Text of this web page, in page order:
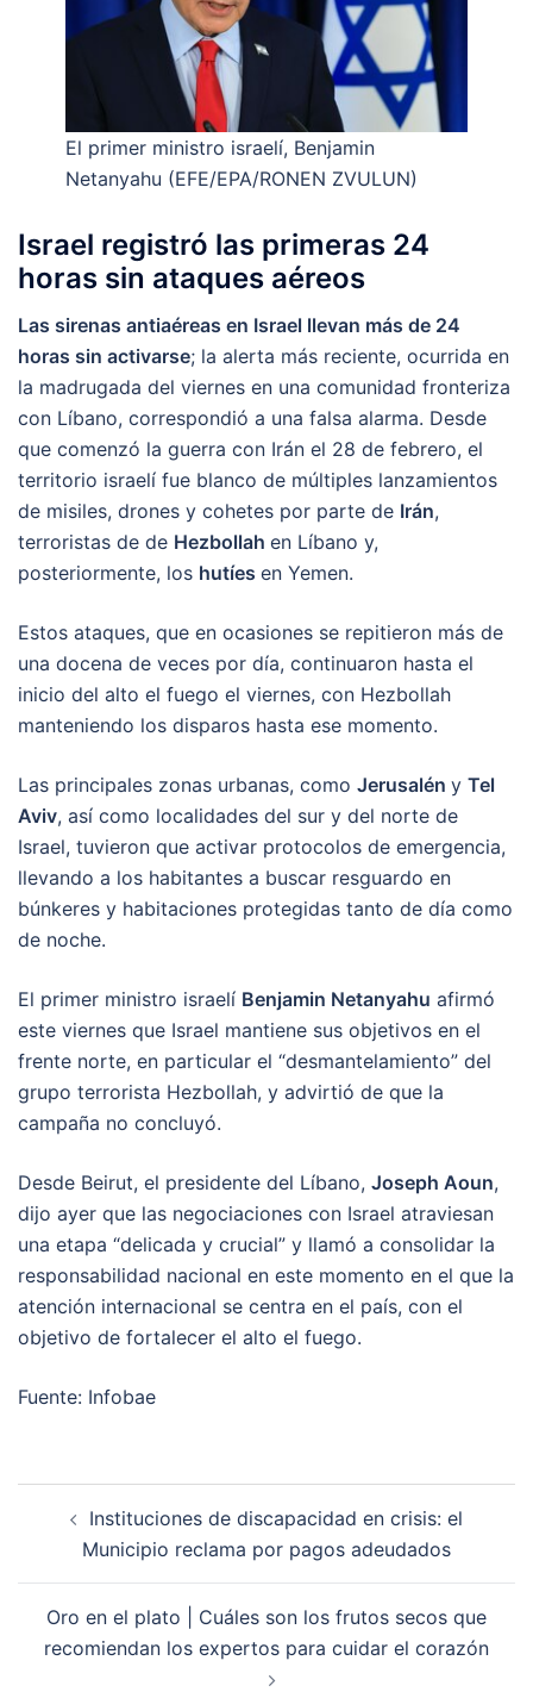
El primer ministro israelí, Benjamin
Netanyahu (EFE/EPA/RONEN ZVULUN)
Israel registró las primeras 24
horas sin ataques aéreos
Las sirenas antiaéreas en Israel llevan más de 24
horas sin activarse; la alerta más reciente, ocurrida en
la madrugada del viernes en una comunidad fronteriza
con Líbano, correspondió a una falsa alarma. Desde
que comenzó la guerra con Irán el 28 de febrero, el
territorio israelí fue blanco de múltiples lanzamientos
de misiles, drones y cohetes por parte de Irán,
terroristas de de Hezbollah en Líbano y,
posteriormente, los hutíes en Yemen.
Estos ataques, que en ocasiones se repitieron más de
una docena de veces por día, continuaron hasta el
inicio del alto el fuego el viernes, con Hezbollah
manteniendo los disparos hasta ese momento.
Las principales zonas urbanas, como Jerusalén y Tel
Aviv, así como localidades del sur y del norte de
Israel, tuvieron que activar protocolos de emergencia,
llevando a los habitantes a buscar resguardo en
búnkeres y habitaciones protegidas tanto de día como
de noche.
El primer ministro israelí Benjamin Netanyahu afirmó
este viernes que Israel mantiene sus objetivos en el
frente norte, en particular el “desmantelamiento” del
grupo terrorista Hezbollah, y advirtió de que la
campaña no concluyó.
Desde Beirut, el presidente del Líbano, Joseph Aoun,
dijo ayer que las negociaciones con Israel atraviesan
una etapa “delicada y crucial” y llamó a consolidar la
responsabilidad nacional en este momento en el que la
atención internacional se centra en el país, con el
objetivo de fortalecer el alto el fuego.
Fuente: Infobae
navigation
Instituciones de discapacidad en crisis: el
Municipio reclama por pagos adeudados
Oro en el plato | Cuáles son los frutos secos que
recomiendan los expertos para cuidar el corazón